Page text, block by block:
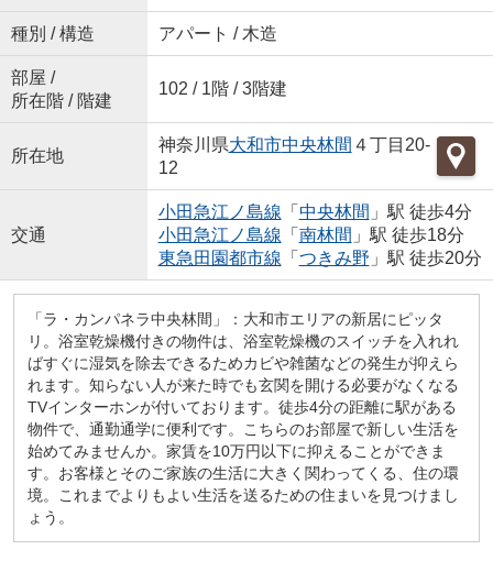
種別 / 構造 アパート / 木造
部屋 /
所在階 / 階建
102 / 1階 / 3階建
所在地
神奈川県大和市中央林間 ４丁目20-
12
交通
小田急江ノ島線 「 中央林間 」駅 徒歩4分
小田急江ノ島線 「 南林間 」駅 徒歩18分
東急田園都市線 「 つきみ野 」駅 徒歩20分
「ラ・カンパネラ中央林間」：大和市エリアの新居にピッタ
リ。浴室乾燥機付きの物件は、浴室乾燥機のスイッチを入れれ
ばすぐに湿気を除去できるためカビや雑菌などの発生が抑えら
れます。知らない人が来た時でも玄関を開ける必要がなくなる
TVインターホンが付いております。徒歩4分の距離に駅がある
物件で、通勤通学に便利です。こちらのお部屋で新しい生活を
始めてみませんか。家賃を10万円以下に抑えることができま
す。お客様とそのご家族の生活に大きく関わってくる、住の環
境。これまでよりもよい生活を送るための住まいを見つけまし
ょう。